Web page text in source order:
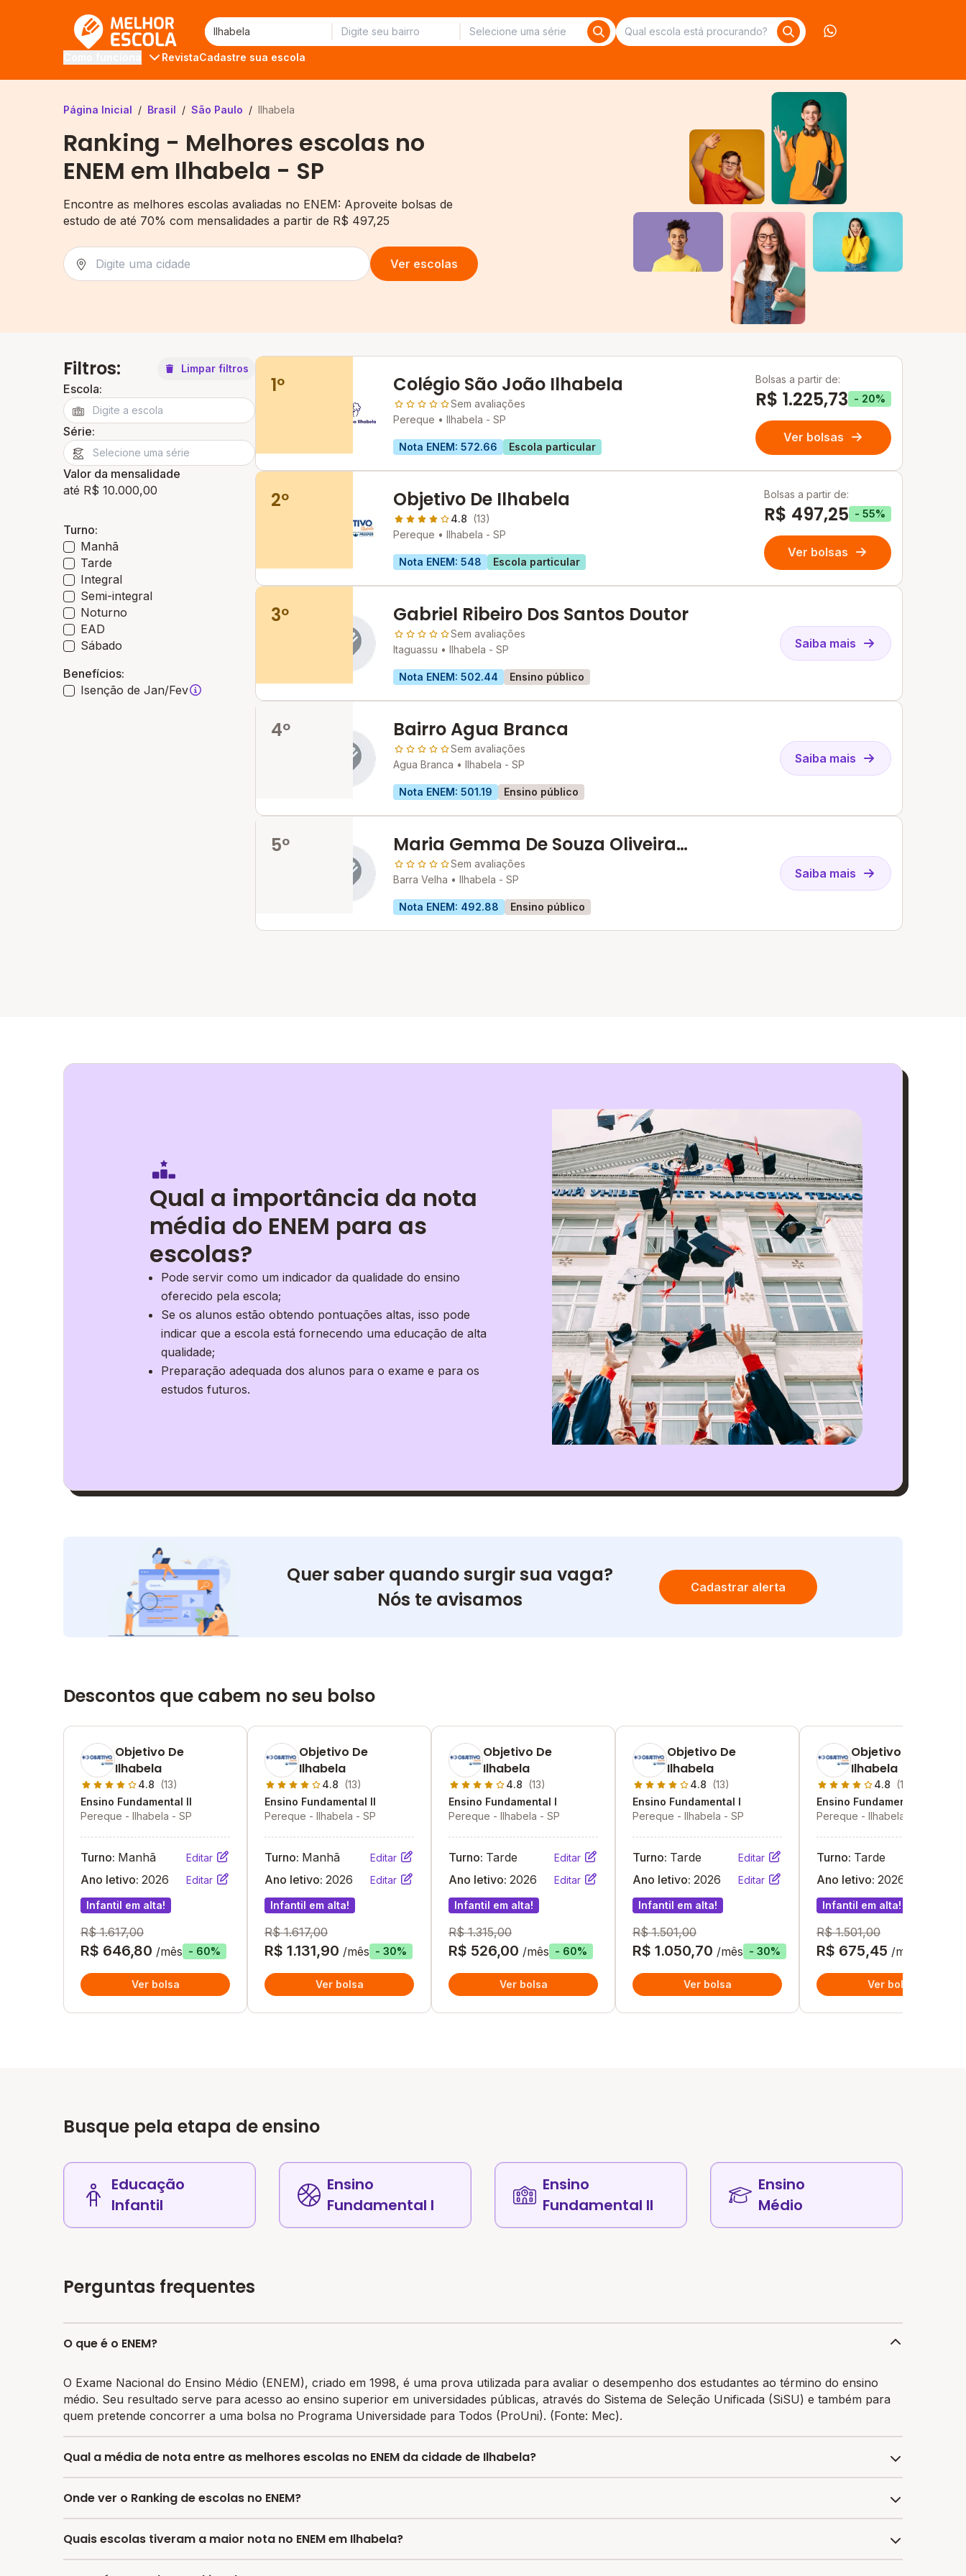
RevistaCadastre sua escola
Página Inicial / Brasil / São Paulo / Ilhabela
Ranking - Melhores escolas no
ENEM em Ilhabela - SP
Encontre as melhores escolas avaliadas no ENEM: Aproveite bolsas de
estudo de até 70% com mensalidades a partir de R$ 497,25
Ver escolas
Filtros: Limpar filtros
Escola:
Série:
Valor da mensalidade
até R$ 10.000,00
Turno:
Manhã
Tarde
Integral
Semi-integral
Noturno
EAD
Sábado
Benefícios:
Isenção de Jan/Fev
1º Colégio São João Ilhabela
Sem avaliações
Pereque •Ilhabela - SP
Nota ENEM: 572.66 Escola particular
Bolsas a partir de:
R$ 1.225,73 - 20%
Ver bolsas
2º Objetivo De Ilhabela
4.8 (13)
Pereque •Ilhabela - SP
Nota ENEM: 548 Escola particular
Bolsas a partir de:
R$ 497,25 - 55%
Ver bolsas
3º Gabriel Ribeiro Dos Santos Doutor
Sem avaliações
Itaguassu •Ilhabela - SP
Nota ENEM: 502.44 Ensino público
Saiba mais
4º Bairro Agua Branca
Sem avaliações
Agua Branca •Ilhabela - SP
Nota ENEM: 501.19 Ensino público
Saiba mais
5º
Maria Gemma De Souza Oliveira
ProfessoraSem avaliações
Barra Velha •Ilhabela - SP
Nota ENEM: 492.88 Ensino público
Saiba mais
Qual a importância da nota
média do ENEM para as
escolas?
Pode servir como um indicador da qualidade do ensino
oferecido pela escola;
Se os alunos estão obtendo pontuações altas, isso pode
indicar que a escola está fornecendo uma educação de alta
qualidade;
Preparação adequada dos alunos para o exame e para os
estudos futuros.
Quer saber quando surgir sua vaga?
Nós te avisamos
Cadastrar alerta
Descontos que cabem no seu bolso
Objetivo De
Ilhabela
4.8 (13)
Ensino Fundamental II
Pereque - Ilhabela - SP
Turno: Manhã Editar
Ano letivo: 2026 Editar
Infantil em alta!
R$ 1.617,00
R$ 646,80 /mês - 60%
Ver bolsa
Objetivo De
Ilhabela
4.8 (13)
Ensino Fundamental II
Pereque - Ilhabela - SP
Turno: Manhã Editar
Ano letivo: 2026 Editar
Infantil em alta!
R$ 1.617,00
R$ 1.131,90 /mês - 30%
Ver bolsa
Objetivo De
Ilhabela
4.8 (13)
Ensino Fundamental I
Pereque - Ilhabela - SP
Turno: Tarde Editar
Ano letivo: 2026 Editar
Infantil em alta!
R$ 1.315,00
R$ 526,00 /mês - 60%
Ver bolsa
Objetivo De
Ilhabela
4.8 (13)
Ensino Fundamental I
Pereque - Ilhabela - SP
Turno: Tarde Editar
Ano letivo: 2026 Editar
Infantil em alta!
R$ 1.501,00
R$ 1.050,70 /mês - 30%
Ver bolsa
Objetivo De
Ilhabela
4.8 (13)
Ensino Fundamental I
Pereque - Ilhabela - SP
Turno: Tarde
Ano letivo: 2026
Infantil em alta!
R$ 1.501,00
R$ 675,45 /mês
Ver bolsa
Busque pela etapa de ensino
Educação
Infantil
Ensino
Fundamental I
Ensino
Fundamental II
Ensino
Médio
Perguntas frequentes
O que é o ENEM?
O Exame Nacional do Ensino Médio (ENEM), criado em 1998, é uma prova utilizada para avaliar o desempenho dos estudantes ao término do ensino
médio. Seu resultado serve para acesso ao ensino superior em universidades públicas, através do Sistema de Seleção Unificada (SiSU) e também para
quem pretende concorrer a uma bolsa no Programa Universidade para Todos (ProUni). (Fonte: Mec).
Qual a média de nota entre as melhores escolas no ENEM da cidade de Ilhabela?
A média de nota no ENEM entre as melhores escolas da cidade de Ilhabela é 523.434, sendo que a mesma média de nota no estado de São Paulo é
Onde ver o Ranking de escolas no ENEM?
No Melhor Escola você encontra o último ranking divulgado pelo INEP das escolas por nota no ENEM e encontrar as melhores escolas com bolsas de
Quais escolas tiveram a maior nota no ENEM em Ilhabela?